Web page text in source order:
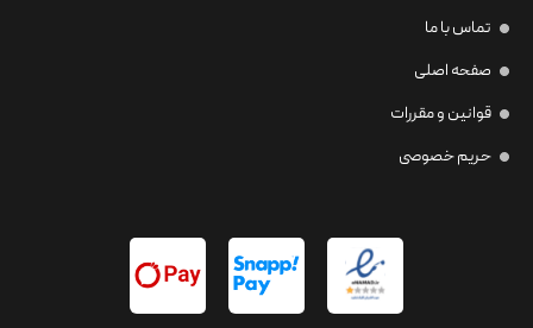
تماس با ما
صفحه اصلی
قوانین و مقررات
حریم خصوصی